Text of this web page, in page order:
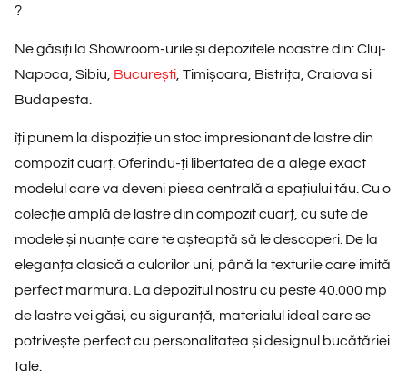
?
Ne găsiți la Showroom-urile și depozitele noastre din: Cluj-
Napoca, Sibiu, București , Timișoara, Bistrița, Craiova si
Budapesta.
îți punem la dispoziție un stoc impresionant de lastre din
compozit cuarț. Oferindu-ți libertatea de a alege exact
modelul care va deveni piesa centrală a spațiului tău. Cu o
colecție amplă de lastre din compozit cuarț, cu sute de
modele și nuanțecare te așteaptă să le descoperi. De la
eleganța clasică a culorilor uni, până la texturile care imită
perfect marmura. La depozitul nostru cu peste 40.000 mp
de lastre vei găsi, cu siguranță, materialul ideal care se
potrivește perfect cu personalitatea și designul bucătăriei
tale.